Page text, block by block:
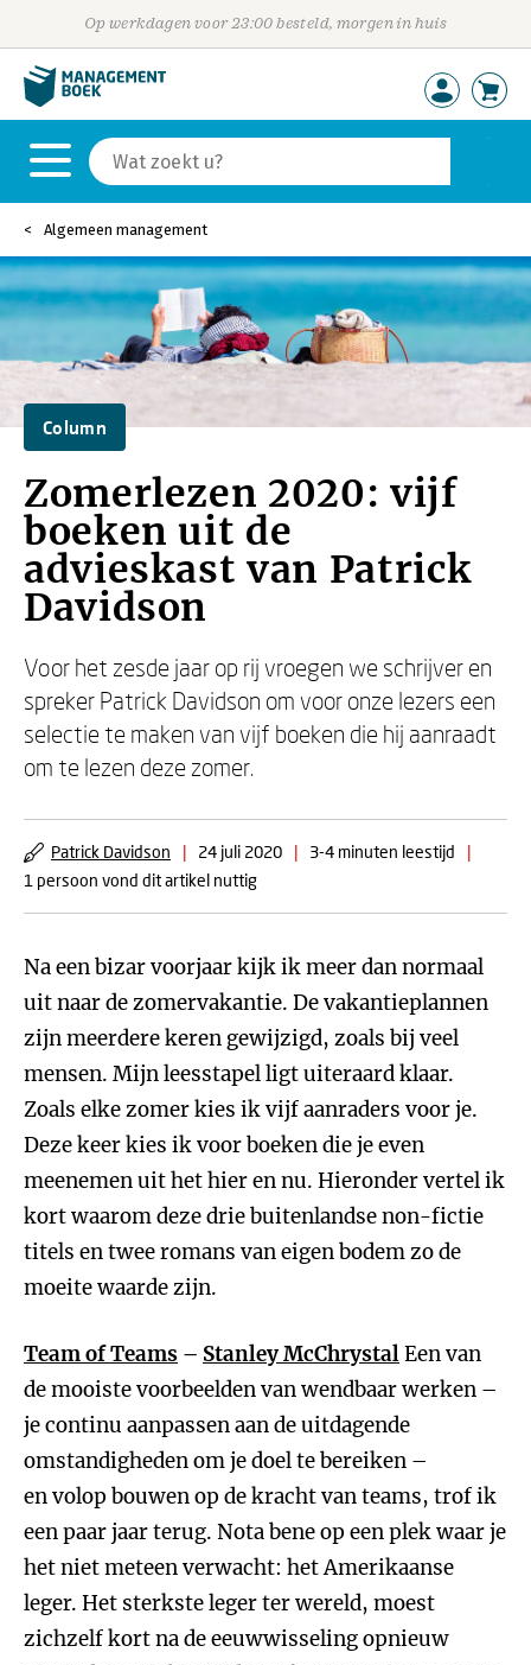
Op werkdagen voor 23:00 besteld, morgen in huis
Algemeen management
Column
Zomerlezen 2020: vijf
boeken uit de
advieskast van Patrick
Davidson
Voor het zesde jaar op rij vroegen we schrijver en
spreker Patrick Davidson om voor onze lezers een
selectie te maken van vijf boeken die hij aanraadt
om te lezen deze zomer.
Patrick Davidson | 24 juli 2020 | 3-4 minuten leestijd
|
1 persoon vond dit artikel nuttig
Na een bizar voorjaar kijk ik meer dan normaal
uit naar de zomervakantie. De vakantieplannen
zijn meerdere keren gewijzigd, zoals bij veel
mensen. Mijn leesstapel ligt uiteraard klaar.
Zoals elke zomer kies ik vijf aanraders voor je.
Deze keer kies ik voor boeken die je even
meenemen uit het hier en nu. Hieronder vertel ik
kort waarom deze drie buitenlandse non-fictie
titels en twee romans van eigen bodem zo de
moeite waarde zijn.
Team of Teams – Stanley McChrystalEen van
de mooiste voorbeelden van wendbaar werken –
je continu aanpassen aan de uitdagende
omstandigheden om je doel te bereiken –
en volop bouwen op de kracht van teams, trof ik
een paar jaar terug. Nota bene op een plek waar je
het niet meteen verwacht: het Amerikaanse
leger. Het sterkste leger ter wereld, moest
zichzelf kort na de eeuwwisseling opnieuw